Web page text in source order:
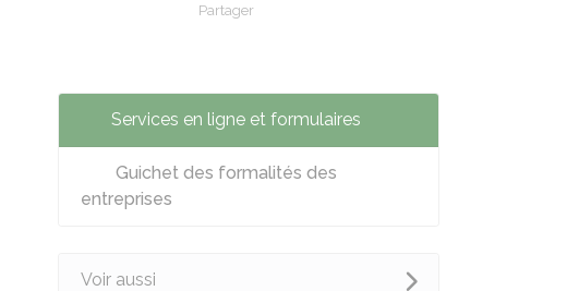
Partager
Services en ligne et formulaires
Guichet des formalités des
entreprises
Voir aussi